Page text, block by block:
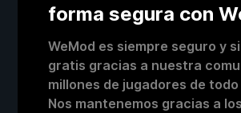
forma segura con
WeMod es siempre seguro y
gratis gracias a nuestra
millones de jugadores de todo
Nos mantenemos gracias a los